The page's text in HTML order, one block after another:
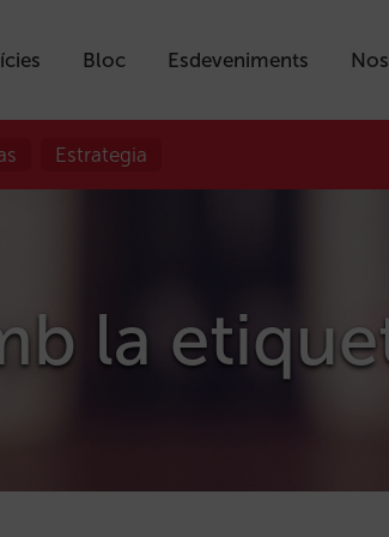
Bloc Esdeveniments
Estrategia
la